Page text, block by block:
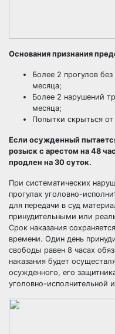
Основания признания
Более 2 прогулов
месяца;
Более 2 нарушений
месяца;
Попытки скрыться от
Если осужденный
розыск с арестом на 48
продлен на 30 суток.
При систематических
прогулах уголовно-
для передачи в суд
принудительными или
Срок наказания
времени. Один день
свободы равен 8 часах
наказания будет
осужденного, его
уголовно-исполнительной